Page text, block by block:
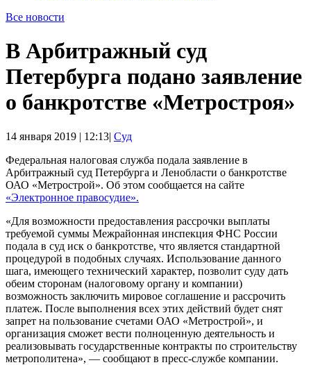
Все новости
В Арбитражный суд
Петербурга подано заявление
о банкротстве «Метростроя»
14 января 2019 | 12:13| Суд
Федеральная налоговая служба подала заявление в
Арбитражный суд Петербурга и Ленобласти о банкротстве
ОАО «Метрострой». Об этом сообщается на сайте
«Электронное правосудие».
«Для возможности предоставления рассрочки выплаты
требуемой суммы Межрайонная инспекция ФНС России
подала в суд иск о банкротстве, что является стандартной
процедурой в подобных случаях. Использование данного
шага, имеющего технический характер, позволит суду дать
обеим сторонам (налоговому органу и компании)
возможность заключить мировое соглашение и рассрочить
платеж. После выполнения всех этих действий будет снят
запрет на пользование счетами ОАО «Метрострой», и
организация сможет вести полноценную деятельность и
реализовывать государственные контракты по строительству
метрополитена», — сообщают в пресс-службе компании.